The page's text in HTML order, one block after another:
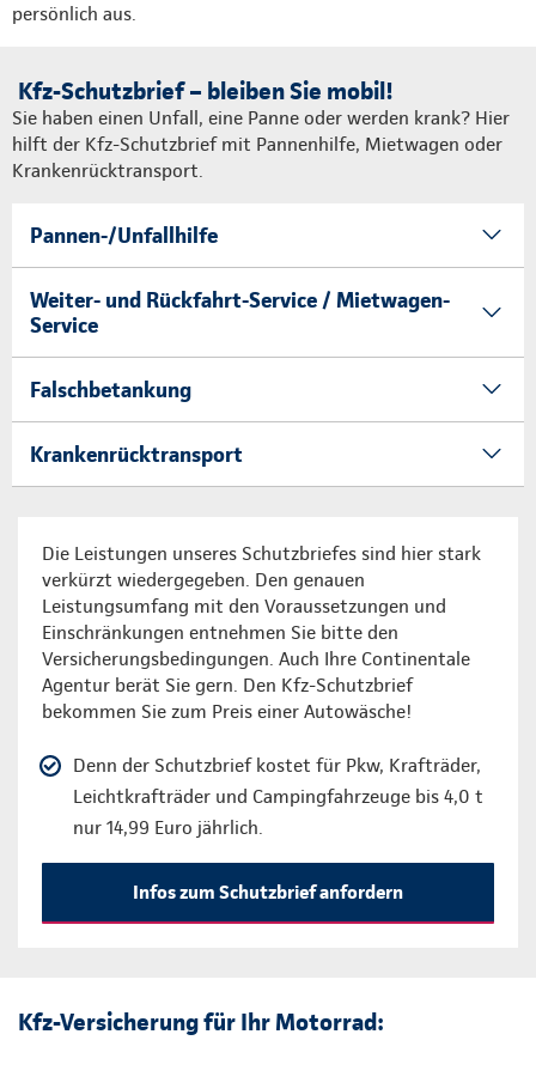
persönlich aus.
Kfz-Schutzbrief – bleiben Sie mobil!
Sie haben einen Unfall, eine Panne oder werden krank? Hier
hilft der Kfz-Schutzbrief mit Pannenhilfe, Mietwagen oder
Krankenrücktransport.
Pannen-/Unfallhilfe
Weiter- und Rückfahrt-Service / Mietwagen-
Service
Falschbetankung
Krankenrücktransport
Die Leistungen unseres Schutzbriefes sind hier stark
verkürzt wiedergegeben. Den genauen
Leistungsumfang mit den Voraussetzungen und
Einschränkungen entnehmen Sie bitte den
Versicherungsbedingungen. Auch Ihre Continentale
Agentur berät Sie gern. Den Kfz-Schutzbrief
bekommen Sie zum Preis einer Autowäsche!
Denn der Schutzbrief kostet für Pkw, Krafträder,
Leichtkrafträder und Campingfahrzeuge bis 4,0 t
nur 14,99 Euro jährlich.
Infos zum Schutzbrief anfordern
Kfz-Versicherung für Ihr Motorrad: